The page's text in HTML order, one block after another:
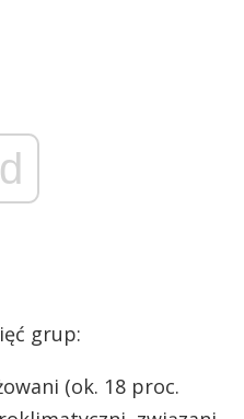
grup:
(ok. 18 proc.